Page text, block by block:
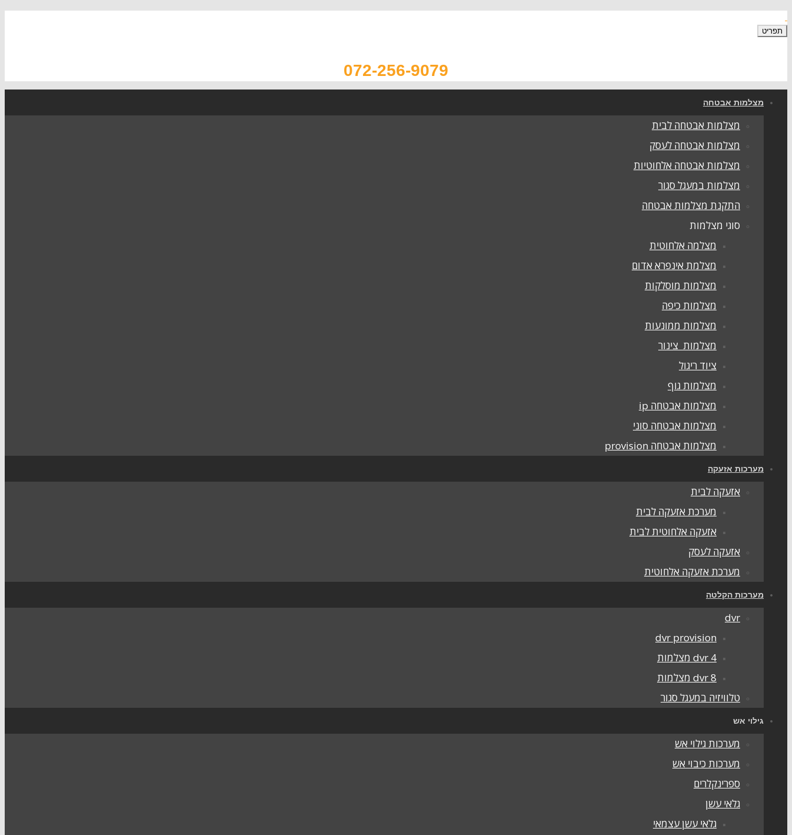
תפריט
072-256-9079
מצלמות אבטחה
מצלמות אבטחה לבית
מצלמות אבטחה לעסק
מצלמות אבטחה אלחוטיות
מצלמות במעגל סגור
התקנת מצלמות אבטחה
סוגי מצלמות
מצלמה אלחוטית
מצלמת אינפרא אדום
מצלמות מוסלקות
מצלמות כיפה
מצלמות ממונעות
מצלמות צינור
ציוד ריגול
מצלמות גוף
מצלמות אבטחה ip
מצלמות אבטחה סוני
מצלמות אבטחה provision
מערכות אזעקה
אזעקה לבית
מערכת אזעקה לבית
אזעקה אלחוטית לבית
אזעקה לעסק
מערכת אזעקה אלחוטית
מערכות הקלטה
dvr
dvr provision
dvr 4 מצלמות
dvr 8 מצלמות
טלוויזיה במעגל סגור
גילוי אש
מערכות גילוי אש
מערכות כיבוי אש
ספרינקלרים
גלאי עשן
גלאי עשן עצמאי